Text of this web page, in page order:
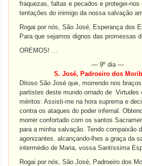
fraquezas, faltas e pecados e protegei-nos
tentações do inimigo da nossa salvação
Rogai por nós, São José, Esperança dos
Para que sejamos dignos das promessas
OREMOS! ...
— 9º dia —
S. José, Padroeiro dos
Ditoso São José que, morrendo nos
partistes deste mundo ornado de Virtudes
méritos: Assisti-me na hora suprema e
contra os ataques do poder infernal.
morrer confortado com os santos
para a minha salvação. Tendo compaixão
agonizantes. alcançando-lhes a graça da
intermédio de Maria, vossa Santíssima
Rogai por nós, São José, Padroeiro dos